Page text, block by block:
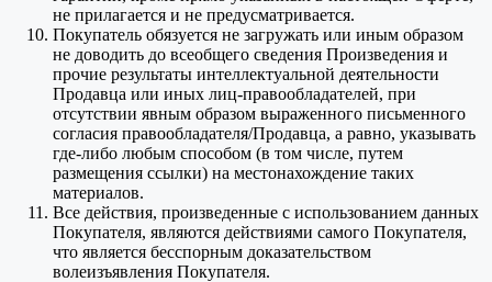
не прилагается и не предусматривается.
Покупатель обязуется не загружать или иным образом
не доводить до всеобщего сведения Произведения и
прочие результаты интеллектуальной деятельности
Продавца или иных лиц-правообладателей, при
отсутствии явным образом выраженного письменного
согласия правообладателя/Продавца, а равно, указывать
где-либо любым способом (в том числе, путем
размещения ссылки) на местонахождение таких
материалов.
Все действия, произведенные с использованием данных
Покупателя, являются действиями самого Покупателя,
что является бесспорным доказательством
волеизъявления Покупателя.